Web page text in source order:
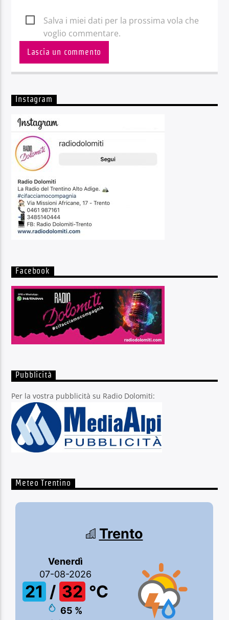
Salva i miei dati per la prossima vola che
voglio commentare.
Instagram
Facebook
Pubblicità
Per la vostra pubblicità su Radio Dolomiti:
Meteo Trentino